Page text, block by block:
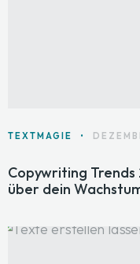
TEXTMAGIE •
Copywriting
über dein